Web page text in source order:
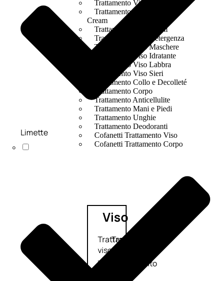
Trattamento Viso 24 Ore
Trattamento Viso Bb E Cc
Cream
Trattamento Viso Occhi
Trattamento Viso Detergenza
Trattamento Viso Maschere
Trattamento Viso Idratante
Trattamento Viso Labbra
Trattamento Viso Sieri
Trattamento Collo e Decolleté
Trattamento Corpo
Trattamento Anticellulite
Trattamento Mani e Piedi
Trattamento Unghie
Trattamento Deodoranti
Cofanetti Trattamento Viso
Cofanetti Trattamento Corpo
Viso
Trattamento
viso giorno
Trattamento
Trattamento
occhi
Trattamento
Limette